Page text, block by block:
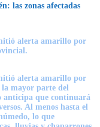
las zonas afectadas
alerta amarillo por
alerta amarillo por
mayor parte del
que continuará
Al menos hasta el
lo que